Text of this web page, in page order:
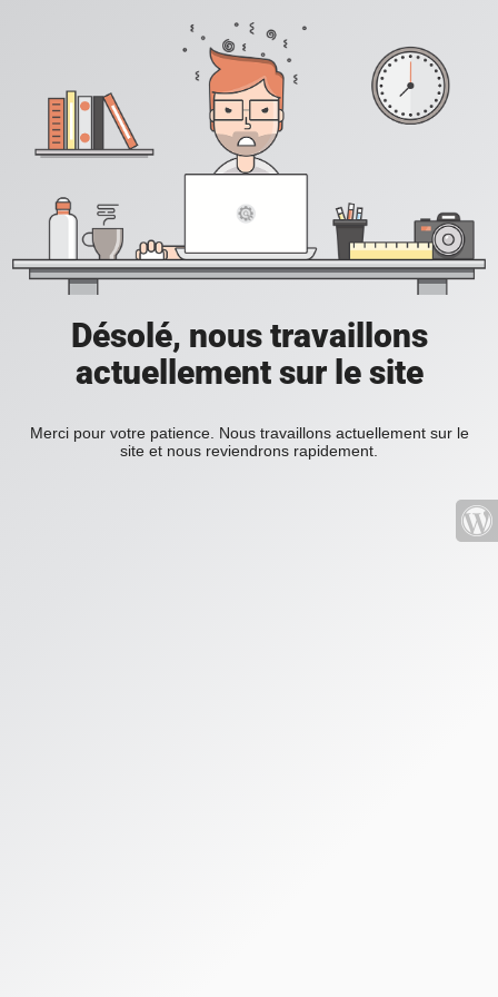
Désolé, nous travaillons
actuellement sur le site
Merci pour votre patience. Nous travaillons actuellement sur le
site et nous reviendrons rapidement.